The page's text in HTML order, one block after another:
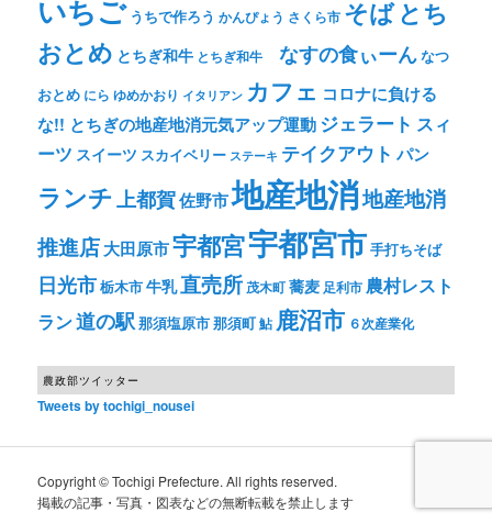
いちご うちで作ろう かんぴょう さくら市 そばとち
おとめ とちぎ和牛 とちぎ和牛 なすの食ぃーんなつ
おとめ にら ゆめかおり イタリアン カフェ コロナに負ける
な!! とちぎの地産地消元気アップ運動ジェラート スィ
ーツ スイーツ スカイベリー ステーキ テイクアウト パン
ランチ上都賀佐野市地産地消地産地消
推進店大田原市宇都宮宇都宮市手打ちそば
日光市栃木市牛乳直売所 茂木町蕎麦 足利市 農村レスト
ラン道の駅那須塩原市那須町鮎 鹿沼市 ６次産業化
農政部ツイッター
Tweets by tochigi_nousei
Copyright © Tochigi Prefecture. All rights reserved.
掲載の記事・写真・図表などの無断転載を禁止します